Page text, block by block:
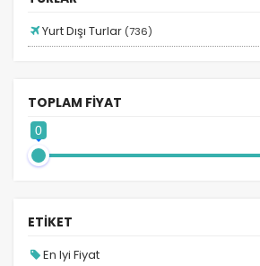
Afrika Turları
Almanya Turları
Ankara Hareketli Balkan Turları
Ankara Hareketli İtalya Turları
Ankara Hareketli Mısır Turları
Yurt Dışı Turlar (736)
TOPLAM FİYAT
0
ETİKET
En Iyi Fiyat